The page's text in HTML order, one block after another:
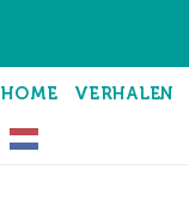
HOME VERHALEN